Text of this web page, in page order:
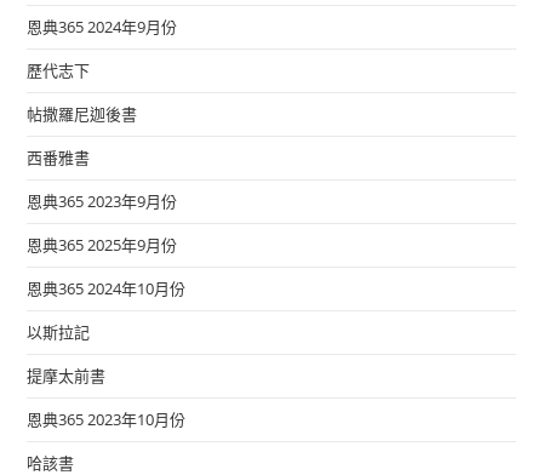
恩典365 2024年9月份
歷代志下
帖撒羅尼迦後書
西番雅書
恩典365 2023年9月份
恩典365 2025年9月份
恩典365 2024年10月份
以斯拉記
提摩太前書
恩典365 2023年10月份
哈該書